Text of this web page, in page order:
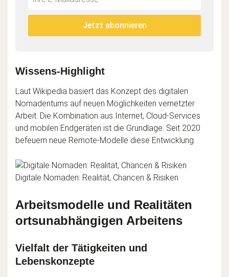
fill
Mailadresse:
Jetzt abonnieren
Wissens-Highlight
Laut Wikipedia basiert das Konzept des digitalen
Nomadentums auf neuen Möglichkeiten vernetzter
Arbeit. Die Kombination aus Internet, Cloud-Services
und mobilen Endgeräten ist die Grundlage. Seit 2020
befeuern neue Remote-Modelle diese Entwicklung.
Digitale Nomaden: Realität, Chancen & Risiken
Arbeitsmodelle und Realitäten
ortsunabhängigen Arbeitens
Vielfalt der Tätigkeiten und
Lebenskonzepte